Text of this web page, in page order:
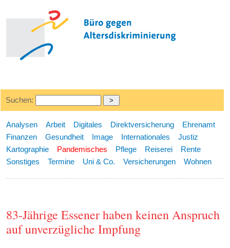
Suchen:
Analysen Arbeit Digitales Direktversicherung
Ehrenamt
Finanzen
Gesundheit Image Internationales
Justiz
Kartographie
Pandemisches Pflege Reiserei
Rente
Sonstiges
Termine Uni & Co. Versicherungen Wohnen
83-Jährige Essener haben keinen Anspruch
auf unverzügliche Impfung